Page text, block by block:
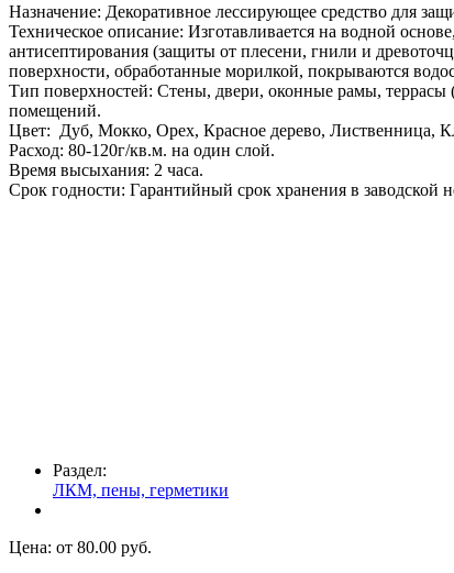
Назначение: Декоративное лессирующее средство для
Техническое описание: Изготавливается на водной
антисептирования (защиты от плесени, гнили и
поверхности, обработанные морилкой, покрываются
Тип поверхностей: Стены, двери, оконные рамы,
помещений.
Цвет: Дуб, Мокко, Орех, Красное дерево, Лиственница,
Расход: 80-120г/кв.м. на один слой.
Время высыхания: 2 часа.
Срок годности: Гарантийный срок хранения
Раздел:
ЛКМ, пены, герметики
Цена: от 80.00 руб.